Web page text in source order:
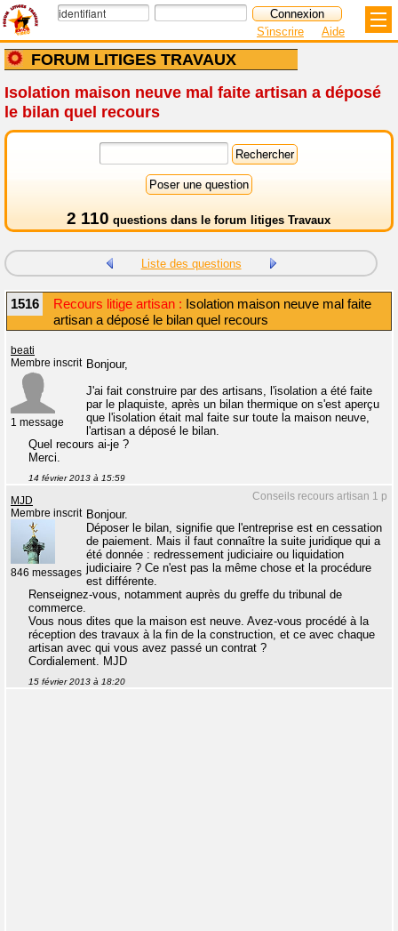
FORUM LITIGES TRAVAUX
S'inscrire Aide
Isolation maison neuve mal faite artisan a déposé
le bilan quel recours
2 110 questions dans le forum litiges Travaux
Liste des questions
1516 Recours litige artisan : Isolation maison neuve mal faite
artisan a déposé le bilan quel recours
beati
Membre inscrit
1 message
Bonjour,
J'ai fait construire par des artisans, l'isolation a été faite
par le plaquiste, après un bilan thermique on s'est aperçu
que l'isolation était mal faite sur toute la maison neuve,
l'artisan a déposé le bilan.
Quel recours ai-je ?
Merci.
14 février 2013 à 15:59
Conseils recours artisan 1 p
MJD
Membre inscrit
846 messages
Bonjour.
Déposer le bilan, signifie que l'entreprise est en cessation
de paiement. Mais il faut connaître la suite juridique qui a
été donnée : redressement judiciaire ou liquidation
judiciaire ? Ce n'est pas la même chose et la procédure
est différente.
Renseignez-vous, notamment auprès du greffe du tribunal de
commerce.
Vous nous dites que la maison est neuve. Avez-vous procédé à la
réception des travaux à la fin de la construction, et ce avec chaque
artisan avec qui vous avez passé un contrat ?
Cordialement. MJD
15 février 2013 à 18:20